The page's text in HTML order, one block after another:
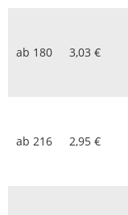
ab 180 3,03 €
ab 216 2,95 €